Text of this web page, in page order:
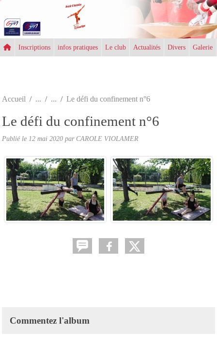
Inscriptions infos pratiques Le club Actualités Divers Galerie
Accueil Le défi du confinement n°6
Le défi du confinement n°6
Publié le 12 mai 2020 par CAROLE VIOLAMER
Commentez l'album
Panneau de gestion des cookies